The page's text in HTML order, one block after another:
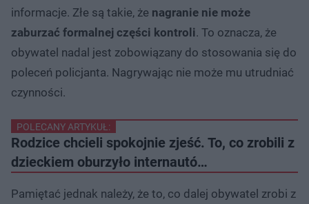
informacje. Złe są takie, że nagranie nie może
zaburzać formalnej części kontroli. To oznacza, że
obywatel nadal jest zobowiązany do stosowania się do
poleceń policjanta. Nagrywając nie może mu utrudniać
czynności.
POLECANY ARTYKUŁ:
Rodzice chcieli spokojnie zjeść. To, co zrobili z
dzieckiem oburzyło internautó…
Pamiętać jednak należy, że to, co dalej obywatel zrobi z